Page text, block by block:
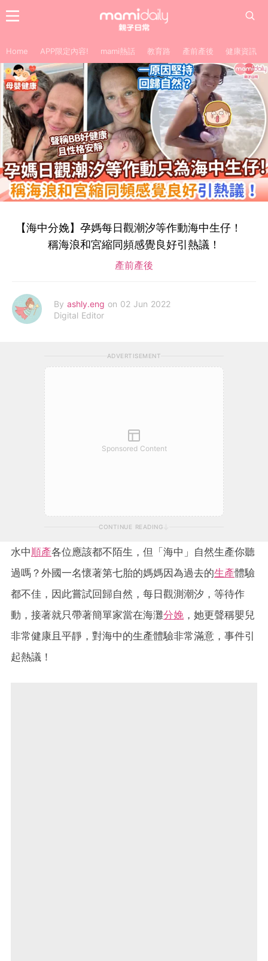
Home APP限定內容! mami熱話 教育路 產前產後 健康資訊
【海中分娩】孕媽每日觀潮汐等作動海中生仔！
稱海浪和宮縮同頻感覺良好引熱議！
產前產後
By ashly.eng on 02 Jun 2022
Digital Editor
ADVERTISEMENT
Sponsored Content
CONTINUE READING
水中順產各位應該都不陌生，但「海中」自然生產你聽
過嗎？外國一名懷著第七胎的媽媽因為過去的生產體驗
都不佳，因此嘗試回歸自然，每日觀測潮汐，等待作
動，接著就只帶著簡單家當在海灘分娩 ，她更聲稱嬰兒
非常健康且平靜，對海中的生產體驗非常滿意，事件引
起熱議！